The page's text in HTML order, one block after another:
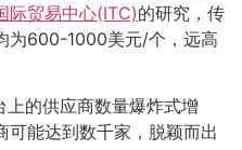
际贸易中心(ITC)的研究，传
为600-1000美元/个，远高
上的供应商数量爆炸式增
可能达到数千家，脱颖而出